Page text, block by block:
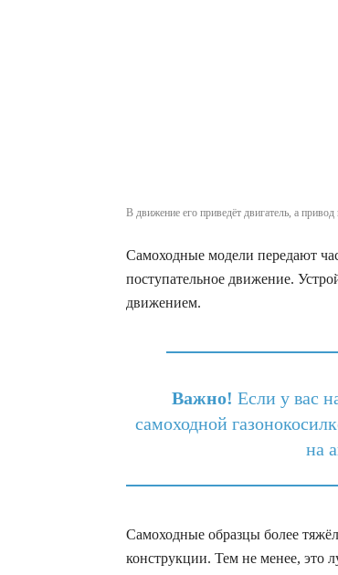
В движение его приведёт двигатель, а
Самоходные модели передают
поступательное движение.
движением.
Важно! Если у вас
самоходной
на
Самоходные образцы более
конструкции. Тем не менее, это